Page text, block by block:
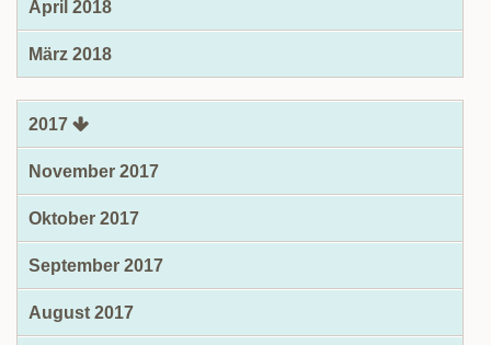
April 2018
März 2018
2017
November 2017
Oktober 2017
September 2017
August 2017